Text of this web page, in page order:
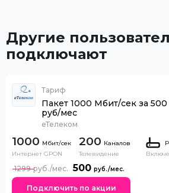
Другие
подключают
Тариф
Пакет 1000 Мбит/сек за 500
руб/мес
еТелеком
1000
Интернет GPON
200 Каналов
Телевидение
500
1299
Подключить по акции